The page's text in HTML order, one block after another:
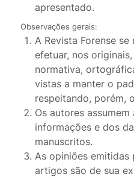
apresentado.
Observações gerais:
A Revista Forense
efetuar, nos
normativa,
vistas a manter o
respeitando, porém,
Os autores
informações e dos
manuscritos.
As opiniões emitidas
artigos são de sua